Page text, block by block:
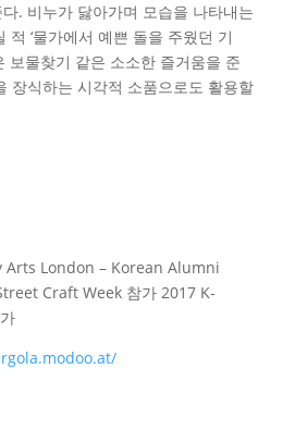
. 비누가 닳아가며 모습을 나타내는
적 ‘물가에서 예쁜 돌을 주웠던 기
보물찾기 같은 소소한 즐거움을 준
장식하는 시각적 소품으로도 활용할
Arts London – Korean Alumni
Craft Week 참가 2017 K-